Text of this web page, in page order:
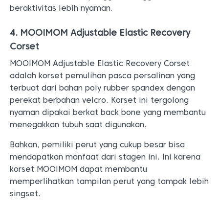
beraktivitas lebih nyaman.
4. MOOIMOM Adjustable Elastic Recovery
Corset
MOOIMOM Adjustable Elastic Recovery Corset
adalah korset pemulihan pasca persalinan yang
terbuat dari bahan poly rubber spandex dengan
perekat berbahan velcro. Korset ini tergolong
nyaman dipakai berkat back bone yang membantu
menegakkan tubuh saat digunakan.
Bahkan, pemiliki perut yang cukup besar bisa
mendapatkan manfaat dari stagen ini. Ini karena
korset MOOIMOM dapat membantu
memperlihatkan tampilan perut yang tampak lebih
singset.